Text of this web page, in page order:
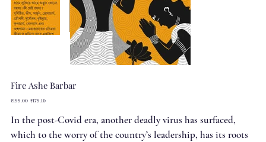
Fire Ashe Barbar
Original
₹199.00 Sale
₹179.10
In the post-Covid era, another deadly virus has surfaced,
which to the worry of the country’s leadership, has its roots